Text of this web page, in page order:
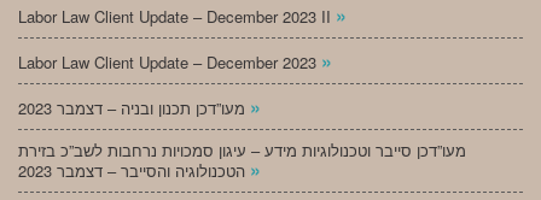
Labor Law Client Update – December 2023 II »
Labor Law Client Update – December 2023 »
»
מעו”דכן סייבר וטכנולוגיות מידע – עיגון סמכויות נרחבות לשב”כ בזירת
»